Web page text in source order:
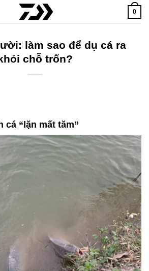
0
làm sao để dụ cá ra
chỗ trốn?
cá “lặn mất tăm”